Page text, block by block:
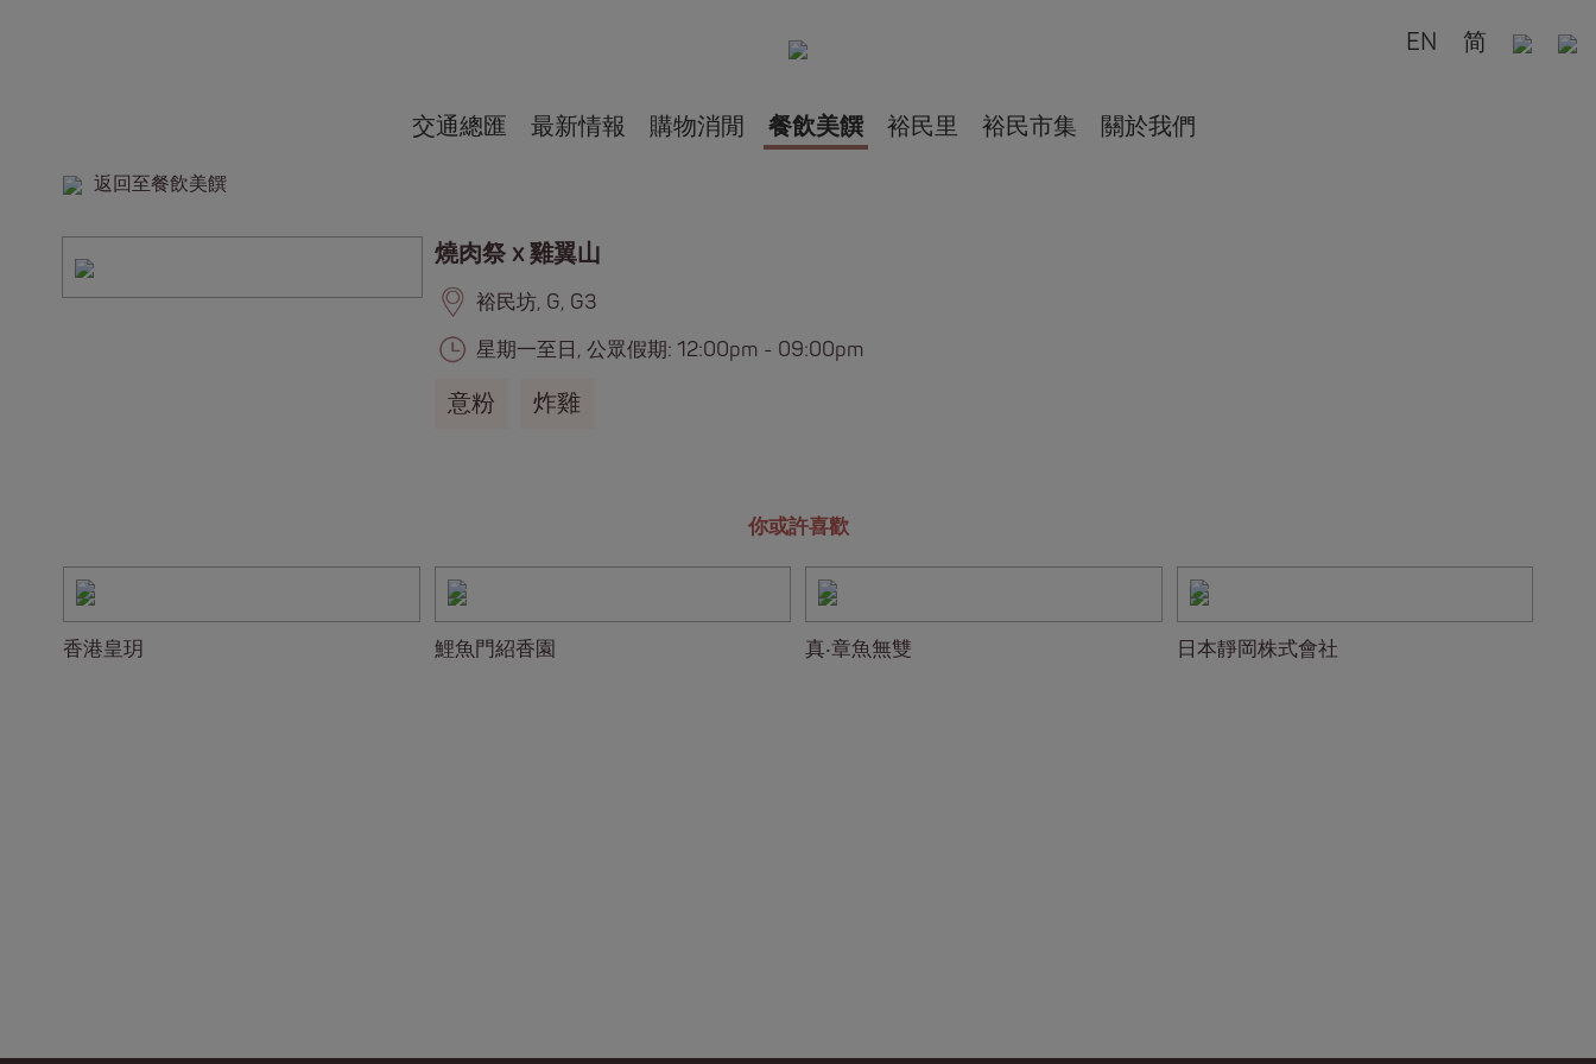
EN 简
交通總匯 最新情報 購物消閒 餐飲美饌 裕民里 裕民市集 關於我們
返回至餐飲美饌
燒肉祭 x 雞翼山
裕民坊, G, G3
星期一至日, 公眾假期: 12:00pm - 09:00pm
意粉 炸雞
你或許喜歡
香港皇玥 鯉魚門紹香園 真‧章魚無雙 日本靜岡株式會社